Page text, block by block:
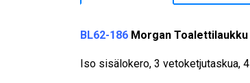
BL62-186 Morgan Toalettilaukku
Iso sisälokero, 3 vetoketjutaskua,